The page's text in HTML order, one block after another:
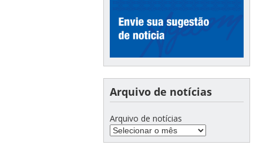
Arquivo de notícias
Arquivo de notícias